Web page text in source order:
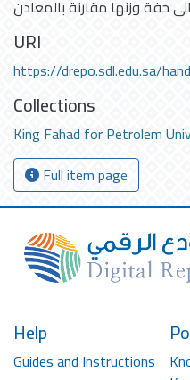
URI
https://drepo.sdl.edu.sa/
Collections
King Fahad for Petrolem
Full item page
Help
Guides and Instructions